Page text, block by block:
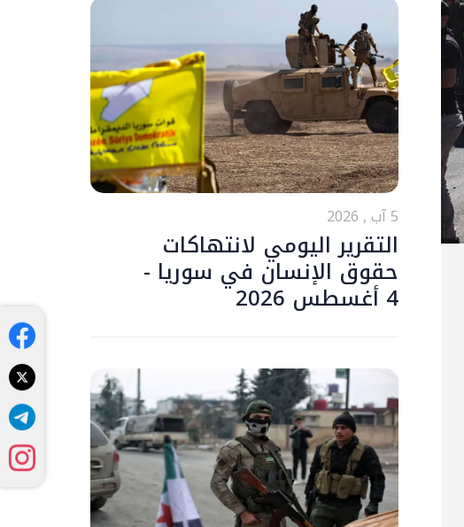
5 آب , 2026
التقرير اليومي لانتهاكات
حقوق الإنسان في سوريا -
4 أغسطس 2026